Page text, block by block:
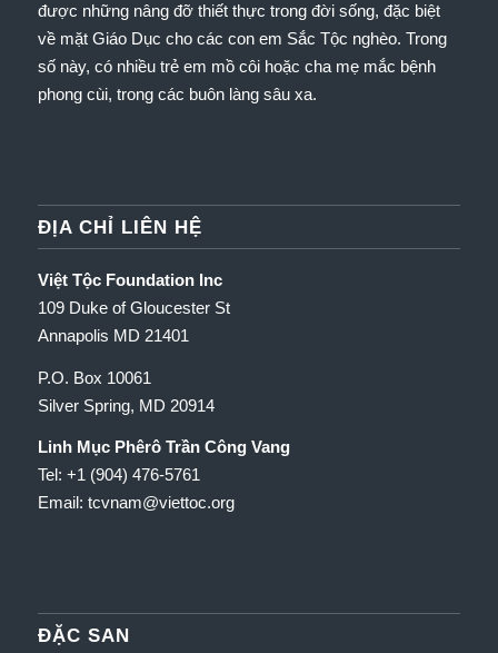
được những nâng đỡ thiết thực trong đời sống, đặc biệt
về mặt Giáo Dục cho các con em Sắc Tộc nghèo. Trong
số này, có nhiều trẻ em mồ côi hoặc cha mẹ mắc bệnh
phong cùi, trong các buôn làng sâu xa.
ĐỊA CHỈ LIÊN HỆ
Việt Tộc Foundation Inc
109 Duke of Gloucester St
Annapolis MD 21401
P.O. Box 10061
Silver Spring, MD 20914
Linh Mục Phêrô Trần Công Vang
Tel: +1 (904) 476-5761
Email: tcvnam@viettoc.org
ĐẶC SAN